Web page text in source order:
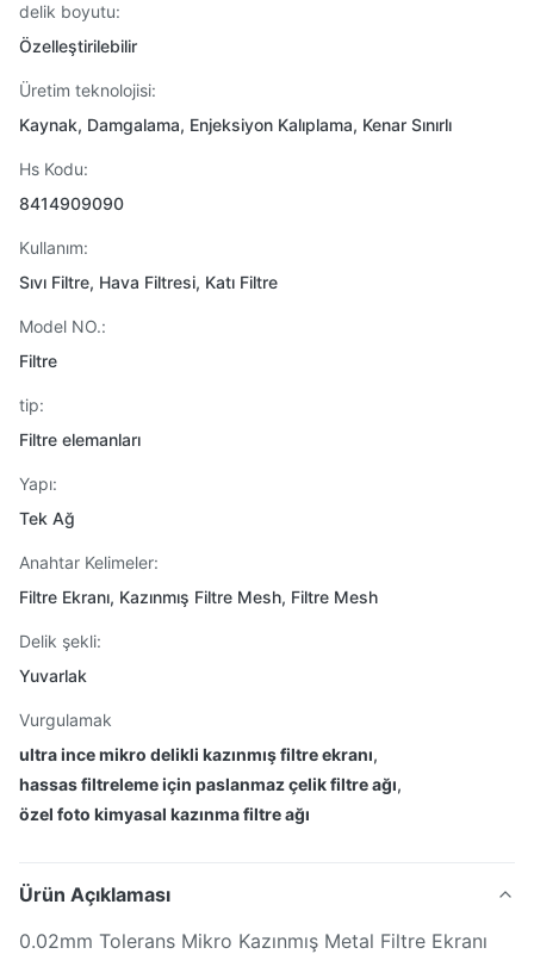
delik boyutu:
Özelleştirilebilir
Üretim teknolojisi:
Kaynak, Damgalama, Enjeksiyon Kalıplama, Kenar Sınırlı
Hs Kodu:
8414909090
Kullanım:
Sıvı Filtre, Hava Filtresi, Katı Filtre
Model NO.:
Filtre
tip:
Filtre elemanları
Yapı:
Tek Ağ
Anahtar Kelimeler:
Filtre Ekranı, Kazınmış Filtre Mesh, Filtre Mesh
Delik şekli:
Yuvarlak
Vurgulamak
ultra ince mikro delikli kazınmış filtre ekranı,
hassas filtreleme için paslanmaz çelik filtre ağı,
özel foto kimyasal kazınma filtre ağı
Ürün Açıklaması
0.02mm Tolerans Mikro Kazınmış Metal Filtre Ekranı